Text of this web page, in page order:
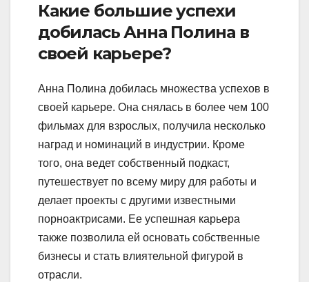
Какие большие успехи
добилась Анна Полина в
своей карьере?
Анна Полина добилась множества успехов в
своей карьере. Она снялась в более чем 100
фильмах для взрослых, получила несколько
наград и номинаций в индустрии. Кроме
того, она ведет собственный подкаст,
путешествует по всему миру для работы и
делает проекты с другими известными
порноактрисами. Ее успешная карьера
также позволила ей основать собственные
бизнесы и стать влиятельной фигурой в
отрасли.